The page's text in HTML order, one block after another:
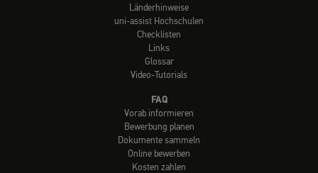
Länderhinweise
uni-assist Hochschulen
Checklisten
Links
Glossar
Video-Tutorials
FAQ
Vorab informieren
Bewerbung planen
Dokumente sammeln
Online bewerben
Kosten zahlen